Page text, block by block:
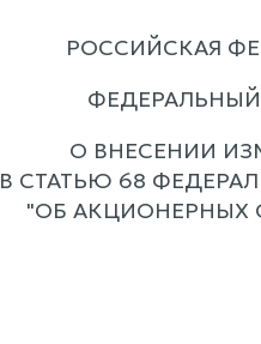
РОССИЙСКАЯ
О ВНЕСЕНИИ
В СТАТЬЮ 68
"ОБ АКЦИОНЕРНЫХ